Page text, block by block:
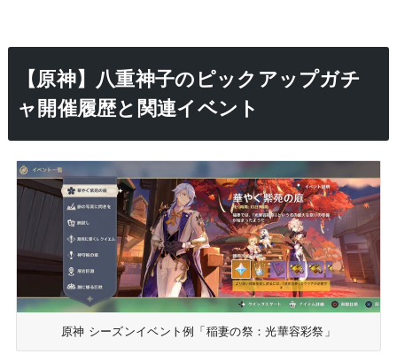
【原神】八重神子のピックアップガチ
ャ開催履歴と関連イベント
原神 シーズンイベント例「稲妻の祭：光華容彩祭」